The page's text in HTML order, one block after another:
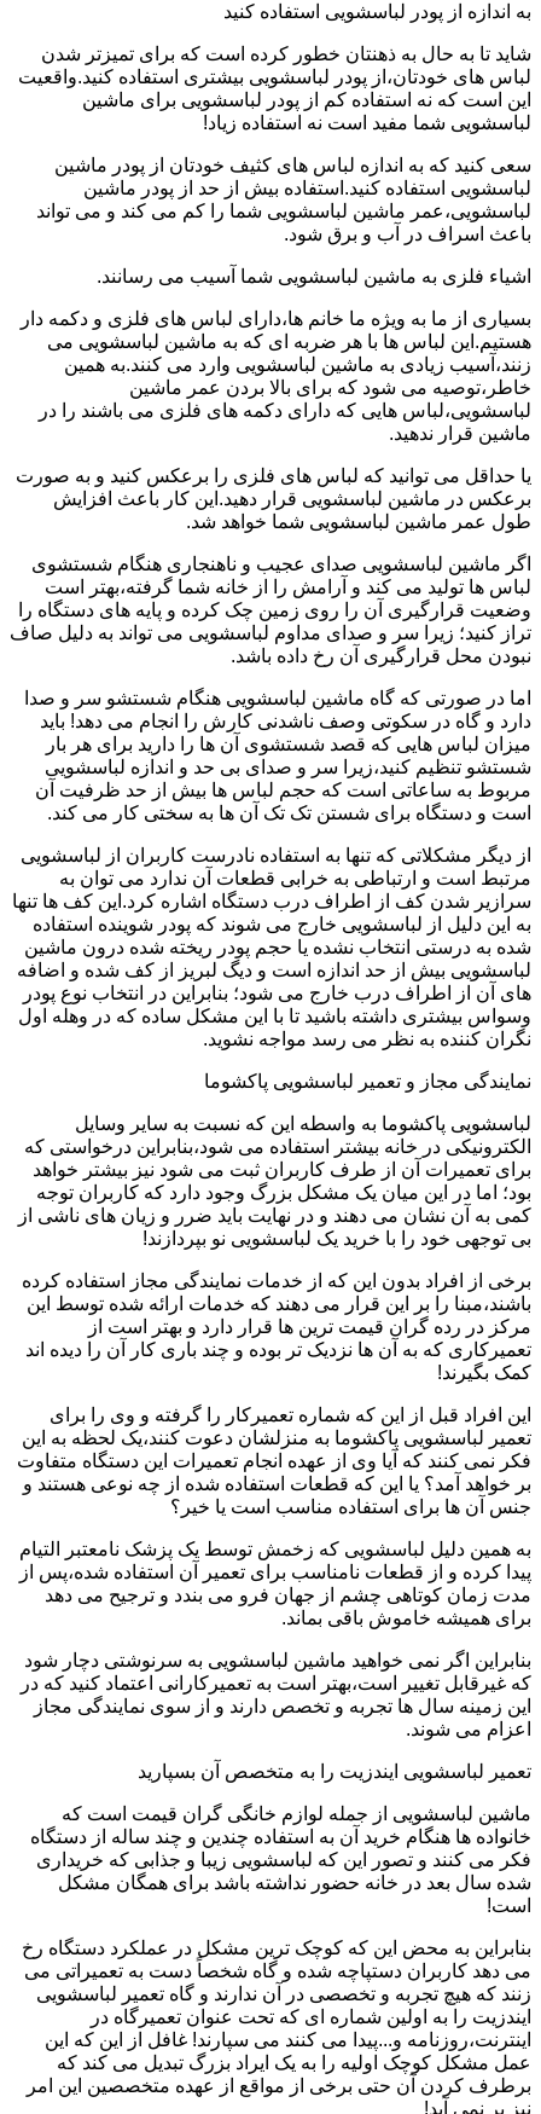
به اندازه از پودر لباسشویی استفاده کنید
شاید تا به حال به ذهنتان خطور کرده است که برای تمیزتر شدن
لباس های خودتان،از پودر لباسشویی بیشتری استفاده کنید.واقعیت
این است که نه استفاده کم از پودر لباسشویی برای ماشین
لباسشویی شما مفید است نه استفاده زیاد!
سعی کنید که به اندازه لباس های کثیف خودتان از پودر ماشین
لباسشویی استفاده کنید.استفاده بیش از حد از پودر ماشین
لباسشویی،عمر ماشین لباسشویی شما را کم می کند و می تواند
باعث اسراف در آب و برق شود.
اشیاء فلزی به ماشین لباسشویی شما آسیب می رسانند.
بسیاری از ما به ویژه ما خانم ها،دارای لباس های فلزی و دکمه دار
هستیم.این لباس ها با هر ضربه ای که به ماشین لباسشویی می
زنند،آسیب زیادی به ماشین لباسشویی وارد می کنند.به همین
خاطر،توصیه می شود که برای بالا بردن عمر ماشین
لباسشویی،لباس هایی که دارای دکمه های فلزی می باشند را در
ماشین قرار ندهید.
یا حداقل می توانید که لباس های فلزی را برعکس کنید و به صورت
برعکس در ماشین لباسشویی قرار دهید.این کار باعث افزایش
طول عمر ماشین لباسشویی شما خواهد شد.
اگر ماشین لباسشویی صدای عجیب و ناهنجاری هنگام شستشوی
لباس ها تولید می کند و آرامش را از خانه شما گرفته،بهتر است
وضعیت قرارگیری آن را روی زمین چک کرده و پایه های دستگاه را
تراز کنید؛ زیرا سر و صدای مداوم لباسشویی می تواند به دلیل صاف
نبودن محل قرارگیری آن رخ داده باشد.
اما در صورتی که گاه ماشین لباسشویی هنگام شستشو سر و صدا
دارد و گاه در سکوتی وصف ناشدنی کارش را انجام می دهد! باید
میزان لباس هایی که قصد شستشوی آن ها را دارید برای هر بار
شستشو تنظیم کنید،زیرا سر و صدای بی حد و اندازه لباسشویی
مربوط به ساعاتی است که حجم لباس ها بیش از حد ظرفیت آن
است و دستگاه برای شستن تک تک آن ها به سختی کار می کند.
از دیگر مشکلاتی که تنها به استفاده نادرست کاربران از لباسشویی
مرتبط است و ارتباطی به خرابی قطعات آن ندارد می توان به
سرازیر شدن کف از اطراف درب دستگاه اشاره کرد.این کف ها تنها
به این دلیل از لباسشویی خارج می شوند که پودر شوینده استفاده
شده به درستی انتخاب نشده یا حجم پودر ریخته شده درون ماشین
لباسشویی بیش از حد اندازه است و دیگ لبریز از کف شده و اضافه
های آن از اطراف درب خارج می شود؛ بنابراین در انتخاب نوع پودر
وسواس بیشتری داشته باشید تا با این مشکل ساده که در وهله اول
نگران کننده به نظر می رسد مواجه نشوید.
نمایندگی مجاز و تعمیر لباسشویی پاکشوما
لباسشویی پاکشوما به واسطه این که نسبت به سایر وسایل
الکترونیکی در خانه بیشتر استفاده می شود،بنابراین درخواستی که
برای تعمیرات آن از طرف کاربران ثبت می شود نیز بیشتر خواهد
بود؛ اما در این میان یک مشکل بزرگ وجود دارد که کاربران توجه
کمی به آن نشان می دهند و در نهایت باید ضرر و زیان های ناشی از
بی توجهی خود را با خرید یک لباسشویی نو بپردازند!
برخی از افراد بدون این که از خدمات نمایندگی مجاز استفاده کرده
باشند،مبنا را بر این قرار می دهند که خدمات ارائه شده توسط این
مرکز در رده گران قیمت ترین ها قرار دارد و بهتر است از
تعمیرکاری که به آن ها نزدیک تر بوده و چند باری کار آن را دیده اند
کمک بگیرند!
این افراد قبل از این که شماره تعمیرکار را گرفته و وی را برای
تعمیر لباسشویی پاکشوما به منزلشان دعوت کنند،یک لحظه به این
فکر نمی کنند که آیا وی از عهده انجام تعمیرات این دستگاه متفاوت
بر خواهد آمد؟ یا این که قطعات استفاده شده از چه نوعی هستند و
جنس آن ها برای استفاده مناسب است یا خیر؟
به همین دلیل لباسشویی که زخمش توسط یک پزشک نامعتبر التیام
پیدا کرده و از قطعات نامناسب برای تعمیر آن استفاده شده،پس از
مدت زمان کوتاهی چشم از جهان فرو می بندد و ترجیح می دهد
برای همیشه خاموش باقی بماند.
بنابراین اگر نمی خواهید ماشین لباسشویی به سرنوشتی دچار شود
که غیرقابل تغییر است،بهتر است به تعمیرکارانی اعتماد کنید که در
این زمینه سال ها تجربه و تخصص دارند و از سوی نمایندگی مجاز
اعزام می شوند.
تعمیر لباسشویی ایندزیت را به متخصص آن بسپارید
ماشین لباسشویی از جمله لوازم خانگی گران قیمت است که
خانواده ها هنگام خرید آن به استفاده چندین و چند ساله از دستگاه
فکر می کنند و تصور این که لباسشویی زیبا و جذابی که خریداری
شده سال بعد در خانه حضور نداشته باشد برای همگان مشکل
است!
بنابراین به محض این که کوچک ترین مشکل در عملکرد دستگاه رخ
می دهد کاربران دستپاچه شده و گاه شخصاً دست به تعمیراتی می
زنند که هیچ تجربه و تخصصی در آن ندارند و گاه تعمیر لباسشویی
ایندزیت را به اولین شماره ای که تحت عنوان تعمیرگاه در
اینترنت،روزنامه و...پیدا می کنند می سپارند! غافل از این که این
عمل مشکل کوچک اولیه را به یک ایراد بزرگ تبدیل می کند که
برطرف کردن آن حتی برخی از مواقع از عهده متخصصین این امر
نیز بر نمی آید!